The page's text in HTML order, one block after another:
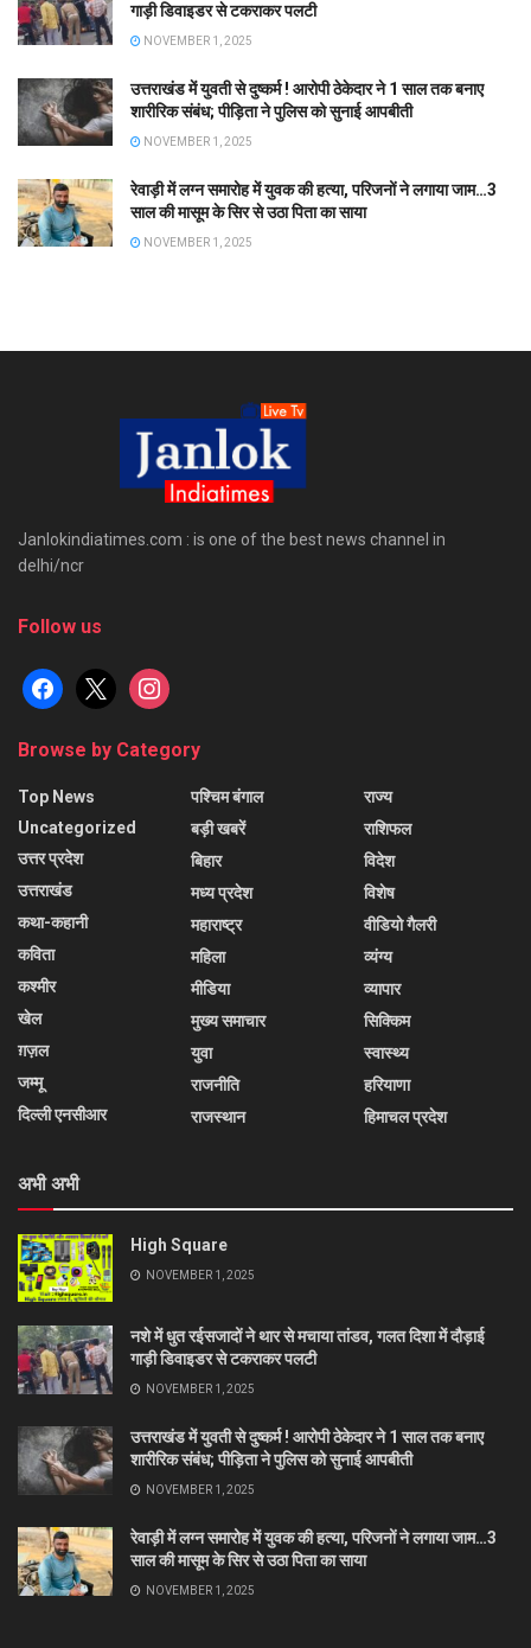
गाड़ी डिवाइडर से टकराकर पलटी
NOVEMBER 1, 2025
उत्तराखंड में युवती से दुष्कर्म ! आरोपी ठेकेदार ने 1 साल तक बनाए
शारीरिक संबंध; पीड़िता ने पुलिस को सुनाई आपबीती
NOVEMBER 1, 2025
रेवाड़ी में लग्न समारोह में युवक की हत्या, परिजनों ने लगाया जाम…3
साल की मासूम के सिर से उठा पिता का साया
NOVEMBER 1, 2025
Janlokindiatimes.com : is one of the best news channel in
delhi/ncr
Follow us
facebook
x instagram
Browse by Category
Top News
Uncategorized
उत्तर प्रदेश
उत्तराखंड
कथा-कहानी
कविता
कश्मीर
खेल
ग़ज़ल
जम्मू
दिल्ली एनसीआर
पश्चिम बंगाल
बड़ी खबरें
बिहार
मध्य प्रदेश
महाराष्ट्र
महिला
मीडिया
मुख्य समाचार
युवा
राजनीति
राजस्थान
राज्य
राशिफल
विदेश
विशेष
वीडियो गैलरी
व्यंग्य
व्यापार
सिक्किम
स्वास्थ्य
हरियाणा
हिमाचल प्रदेश
अभी अभी
High Square
NOVEMBER 1, 2025
नशे में धुत रईसजादों ने थार से मचाया तांडव, गलत दिशा में दौड़ाई
गाड़ी डिवाइडर से टकराकर पलटी
NOVEMBER 1, 2025
उत्तराखंड में युवती से दुष्कर्म ! आरोपी ठेकेदार ने 1 साल तक बनाए
शारीरिक संबंध; पीड़िता ने पुलिस को सुनाई आपबीती
NOVEMBER 1, 2025
रेवाड़ी में लग्न समारोह में युवक की हत्या, परिजनों ने लगाया जाम…3
साल की मासूम के सिर से उठा पिता का साया
NOVEMBER 1, 2025